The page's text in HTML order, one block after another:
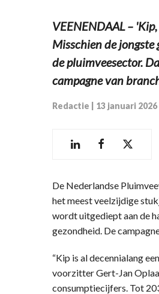
VEENENDAAL –
Misschien de
de pluimveesector.
campagne van
Redactie 13 januari 2026
De Nederlandse
het meest veelzijdige
wordt uitgediept aan de
gezondheid. De
“Kip is al decennialang
voorzitter Gert-Jan
consumptiecijfers. Tot